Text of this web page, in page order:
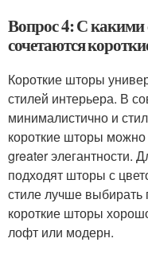
Вопрос 4: С какими
сочетаются
Короткие шторы
стилей интерьера. В
минималистично и
короткие шторы
greater элегантности.
подходят шторы с
стиле лучше
короткие шторы
лофт или модерн.